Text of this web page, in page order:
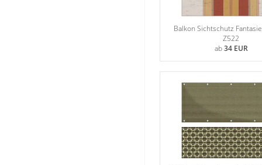
Balkon Sichtschutz
Z522
ab34 EUR